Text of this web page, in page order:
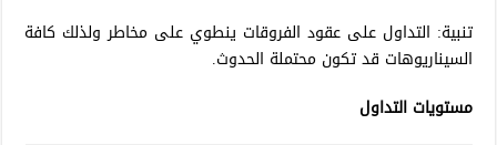
تنبية: التداول على عقود الفروقات ينطوي على مخاطر ولذلك كافة
السيناريوهات قد تكون محتملة الحدوث.
مستويات التداول